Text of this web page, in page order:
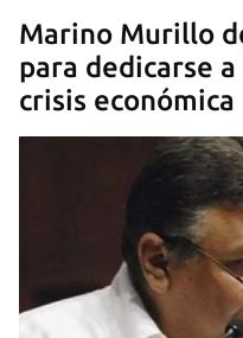
Marino Murillo
para dedicarse
crisis económica